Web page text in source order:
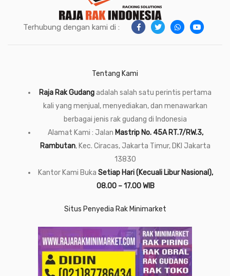
Terhubung dengan kami di :
Tentang Kami
Raja Rak Gudangadalah salah satu perintis pertama
kali yang menjual, menyediakan, dan menawarkan
berbagai jenis rak gudang di Indonesia
Alamat Kami : Jalan Mastrip No. 45A RT.7/RW.3,
Rambutan, Kec. Ciracas, Jakarta Timur, DKI Jakarta
13830
Kantor Kami Buka Setiap Hari (Kecuali Libur Nasional),
08.00 – 17.00 WIB
Situs Penyedia Rak Minimarket